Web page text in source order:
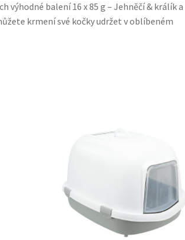
výhodné balení 16 x 85 g – Jehněčí & králík a
krmení své kočky udržet v oblíbeném